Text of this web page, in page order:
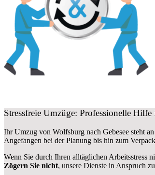
Stressfreie Umzüge: Professionelle
Ihr Umzug von Wolfsburg nach Gebesee steht
Angefangen bei der Planung bis hin zum
Wenn Sie durch Ihren alltäglichen Arbeitsstress
Zögern Sie nicht, unsere Dienste in Anspruch